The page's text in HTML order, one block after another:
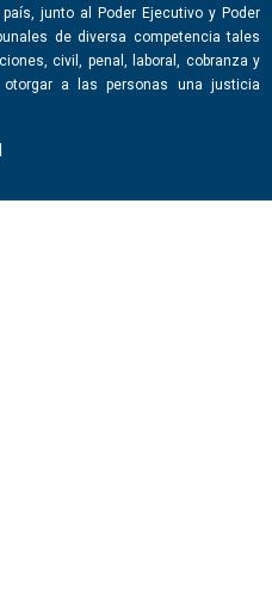
junto al Poder Ejecutivo y Poder
de diversa competencia tales
civil, penal, laboral, cobranza y
a las personas una justicia